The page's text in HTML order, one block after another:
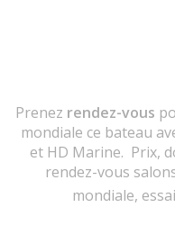
Prenez rendez-vous
mondiale ce bateau
et HD Marine. Prix,
rendez-vous
mondiale,